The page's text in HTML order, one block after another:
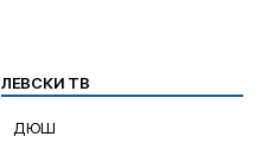
ЛЕВСКИ ТВ
ДЮШ